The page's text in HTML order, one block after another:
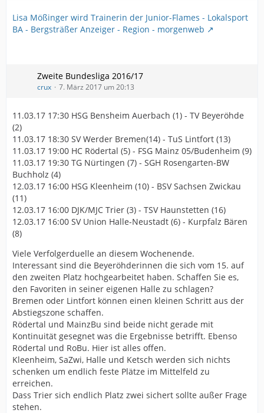
Lisa Mößinger wird Trainerin der Junior-Flames - Lokalsport
BA - Bergsträßer Anzeiger - Region - morgenweb
Zweite Bundesliga 2016/17
crux 7. März 2017 um 20:13
11.03.17 17:30 HSG Bensheim Auerbach (1) - TV Beyeröhde
(2)
11.03.17 18:30 SV Werder Bremen(14) - TuS Lintfort (13)
11.03.17 19:00 HC Rödertal (5) - FSG Mainz 05/Budenheim (9)
11.03.17 19:30 TG Nürtingen (7) - SGH Rosengarten-BW
Buchholz (4)
12.03.17 16:00 HSG Kleenheim (10) - BSV Sachsen Zwickau
(11)
12.03.17 16:00 DJK/MJC Trier (3) - TSV Haunstetten (16)
12.03.17 16:00 SV Union Halle-Neustadt (6) - Kurpfalz Bären
(8)
Viele Verfolgerduelle an diesem Wochenende.
Interessant sind die Beyeröhderinnen die sich vom 15. auf
den zweiten Platz hochgearbeitet haben. Schaffen Sie es,
den Favoriten in seiner eigenen Halle zu schlagen?
Bremen oder Lintfort können einen kleinen Schritt aus der
Abstiegszone schaffen.
Rödertal und MainzBu sind beide nicht gerade mit
Kontinuität gesegnet was die Ergebnisse betrifft. Ebenso
Rödertal und RoBu. Hier ist alles offen.
Kleenheim, SaZwi, Halle und Ketsch werden sich nichts
schenken um endlich feste Plätze im Mittelfeld zu
erreichen.
Dass Trier sich endlich Platz zwei sichert sollte außer Frage
stehen.